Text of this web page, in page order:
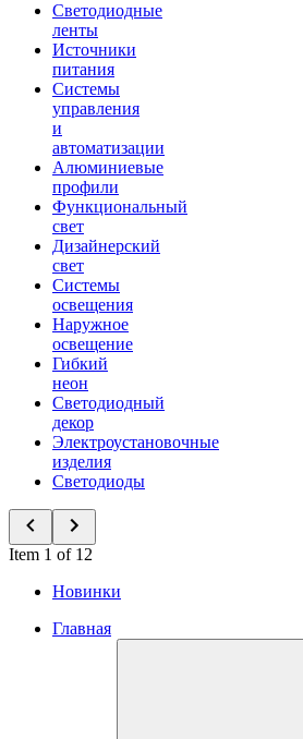
Светодиодные
ленты
Источники
питания
Системы
управления
и
автоматизации
Алюминиевые
профили
Функциональный
свет
Дизайнерский
свет
Системы
освещения
Наружное
освещение
Гибкий
неон
Светодиодный
декор
Электроустановочные
изделия
Светодиоды
Item 1 of 12
Новинки
Главная